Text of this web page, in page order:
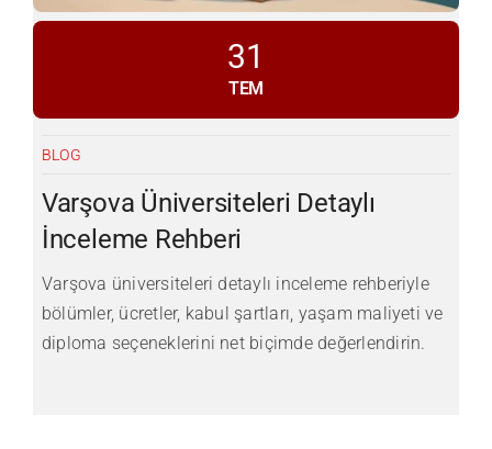
31
TEM
BLOG
Varşova Üniversiteleri Detaylı
İnceleme Rehberi
Varşova üniversiteleri detaylı inceleme rehberiyle
bölümler, ücretler, kabul şartları, yaşam maliyeti ve
diploma seçeneklerini net biçimde değerlendirin.